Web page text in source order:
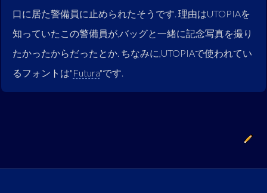
口に居た警備員に止められたそうです. 理由はUTOPIAを
知っていたこの警備員が,バッグと一緒に記念写真を撮り
たかったからだったとか. ちなみに,UTOPIAで使われてい
るフォントは"Futura"です.